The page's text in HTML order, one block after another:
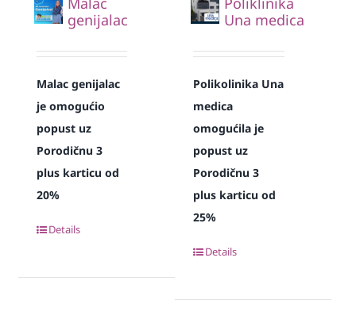
genijalac
Malac genijalac
je omogućio
popust uz
Porodičnu 3
plus karticu od
20%
Details
Una medica
Polikolinika Una
medica
omogućila je
popust uz
Porodičnu 3
plus karticu od
25%
Details